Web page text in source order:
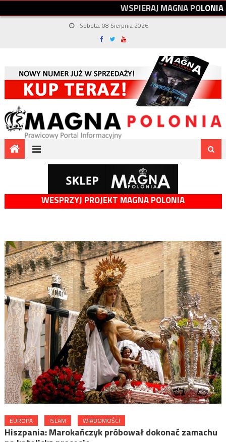
WSPIERAJMAGNAPOLONIA
Sobota, 08 Sierpnia 2026
WESPRZYJ PROJEKT MAGNA POLONIA
EUROPA ISLAM WIADOMOŚCI
Hiszpania: Marokańczyk próbował dokonać zamachu